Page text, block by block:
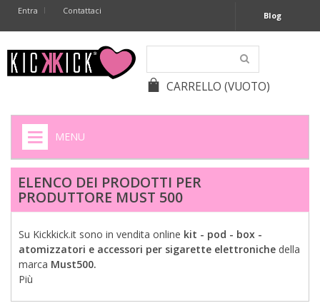
Entra Contattaci Blog
CARRELLO (VUOTO)
MENU
+
SIGARETTE ELETTRONICHE
CAPSULE CAFFÈ
BATTERIE APPARECCHI ACUSTICI
+
ELENCO DEI PRODOTTI PER
PRODUTTORE MUST 500
Su Kickkick.it sono in vendita online kit - pod - box -
atomizzatori e accessori per sigarette elettroniche della
marca Must500.
Più